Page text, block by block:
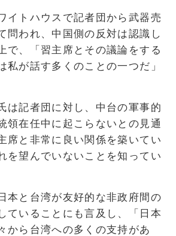
イトハウスで記者団から武器売
問われ、中国側の反対は認識し
で、「習主席とその議論をする
私が話す多くのことの一つだ」
は記者団に対し、中台の軍事的
領在任中に起こらないとの見通
席と非常に良い関係を築いてい
を望んでいないことを知ってい
本と台湾が友好的な非政府間の
ていることにも言及し、「日本
から台湾への多くの支持があ